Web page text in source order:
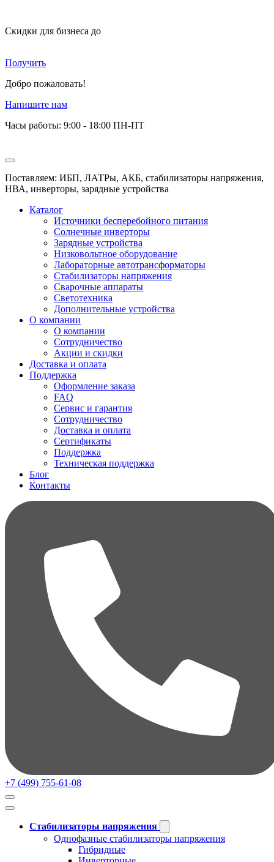
Скидки для бизнеса до
Получить
Добро пожаловать!
Напишите нам
Часы работы: 9:00 - 18:00 ПН-ПТ
Поставляем: ИБП, ЛАТРы, АКБ, стабилизаторы напряжения,
НВА, инверторы, зарядные устройства
Каталог
Источники бесперебойного питания
Солнечные инверторы
Зарядные устройства
Низковольтное оборудование
Лабораторные автотрансформаторы
Стабилизаторы напряжения
Сварочные аппараты
Светотехника
Дополнительные устройства
О компании
О компании
Сотрудничество
Акции и скидки
Доставка и оплата
Поддержка
Оформление заказа
FAQ
Сервис и гарантия
Сотрудничество
Доставка и оплата
Сертификаты
Поддержка
Техническая поддержка
Блог
Контакты
+7 (499) 755-61-08
Стабилизаторы напряжения
Однофазные стабилизаторы напряжения
Гибридные